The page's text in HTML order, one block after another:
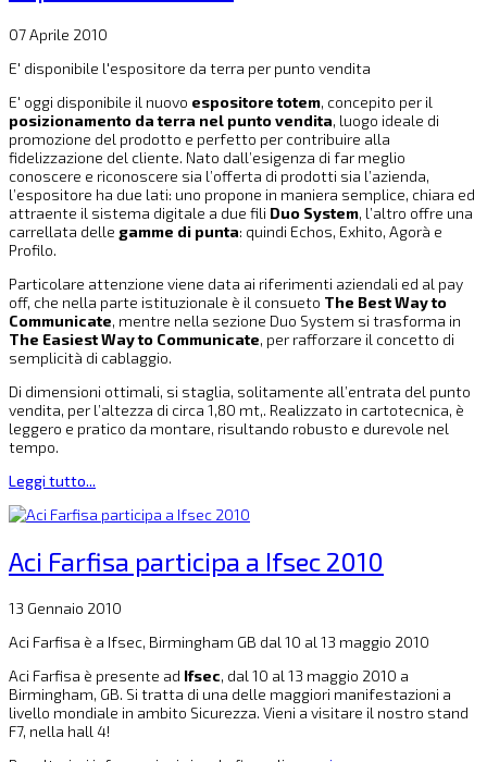
07 Aprile 2010
E' disponibile l'espositore da terra per punto vendita
E' oggi disponibile il nuovo espositore totem, concepito per il
posizionamento da terra nel punto vendita, luogo ideale di
promozione del prodotto e perfetto per contribuire alla
fidelizzazione del cliente. Nato dall’esigenza di far meglio
conoscere e riconoscere sia l’offerta di prodotti sia l’azienda,
l’espositore ha due lati: uno propone in maniera semplice, chiara ed
attraente il sistema digitale a due fili Duo System, l’altro offre una
carrellata delle gamme di punta: quindi Echos, Exhito, Agorà e
Profilo.
Particolare attenzione viene data ai riferimenti aziendali ed al pay
off, che nella parte istituzionale è il consueto The Best Way to
Communicate, mentre nella sezione Duo System si trasforma in
The Easiest Way to Communicate, per rafforzare il concetto di
semplicità di cablaggio.
Di dimensioni ottimali, si staglia, solitamente all’entrata del punto
vendita, per l’altezza di circa 1,80 mt,. Realizzato in cartotecnica, è
leggero e pratico da montare, risultando robusto e durevole nel
tempo.
Leggi tutto...
Aci Farfisa participa a Ifsec 2010
13 Gennaio 2010
Aci Farfisa è a Ifsec, Birmingham GB dal 10 al 13 maggio 2010
Aci Farfisa è presente ad Ifsec, dal 10 al 13 maggio 2010 a
Birmingham, GB. Si tratta di una delle maggiori manifestazioni a
livello mondiale in ambito Sicurezza. Vieni a visitare il nostro stand
F7, nella hall 4!